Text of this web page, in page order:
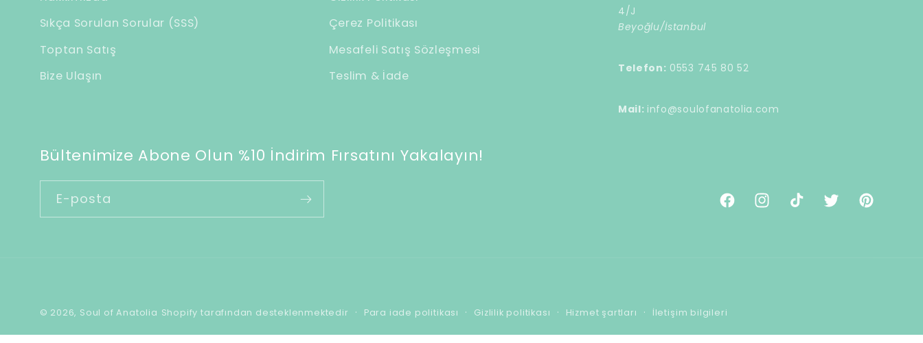
Sıkça Sorulan Sorular (SSS)
Toptan Satış
Bize Ulaşın
Çerez Politikası
Mesafeli Satış Sözleşmesi
Teslim & İade
4/J
Beyoğlu/İstanbul
Telefon: 0553 745 80 52
Mail: info@soulofanatolia.com
Bültenimize Abone Olun %10 İndirim Fırsatını Yakalayın!
E-posta
FacebookInstagramTikTokTwitterPinterest
yöntemleri
© 2026, Soul of Anatolia Shopify tarafından desteklenmektedir Para iade politikası Gizlilik politikası Hizmet şartları İletişim bilgileri